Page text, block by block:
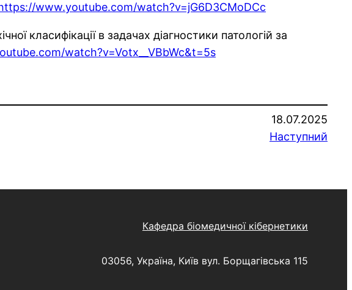
www.youtube.com/watch?v=jG6D3CMoDCc
класифікації в задачах діагностики патологій за
watch?v=Votx__VBbWc&t=5s
18.07.2025
Наступний
Кафедра біомедичної кібернетики
03056, Україна, Київ вул. Борщагівська 115